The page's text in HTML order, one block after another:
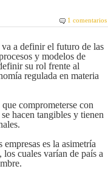
1 comentarios
a definir el futuro de las
y modelos de
su rol frente al
regulada en materia
comprometerse con
hacen tangibles y tienen
es la asimetría
cuales varían de país a